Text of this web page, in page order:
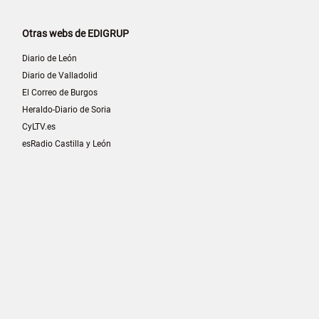
Otras webs de EDIGRUP
Diario de León
Diario de Valladolid
El Correo de Burgos
Heraldo-Diario de Soria
CyLTV.es
esRadio Castilla y León